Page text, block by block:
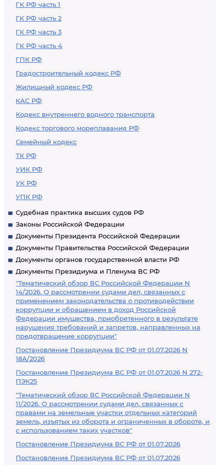
ГК РФ часть 1
ГК РФ часть 2
ГК РФ часть 3
ГК РФ часть 4
ГПК РФ
Градостроительный кодекс РФ
Жилищный кодекс РФ
КАС РФ
Кодекс внутреннего водного транспорта
Кодекс торгового мореплавания РФ
Семейный кодекс
ТК РФ
УИК РФ
УК РФ
УПК РФ
Судебная практика высших судов РФ
Законы Российской Федерации
Документы Президента Российской Федерации
Документы Правительства Российской Федерации
Документы органов государственной власти РФ
Документы Президиума и Пленума ВС РФ
"Тематический обзор ВС Российской Федерации N
14/2026. О рассмотрении судами дел, связанных с
применением законодательства о противодействии
коррупции и обращением в доход Российской
Федерации имущества, приобретенного в результате
нарушения требований и запретов, направленных на
предотвращение коррупции"
Постановление Президиума ВС РФ от 01.07.2026 N
18А/2026
Постановление Президиума ВС РФ от 01.07.2026 N 272-
ПЭК25
"Тематический обзор ВС Российской Федерации N
11/2026. О рассмотрении судами дел, связанных с
правами на земельные участки отдельных категорий
земель, изъятых из оборота и ограниченных в обороте, и
с использованием таких участков"
Постановление Президиума ВС РФ от 01.07.2026
Постановление Президиума ВС РФ от 01.07.2026